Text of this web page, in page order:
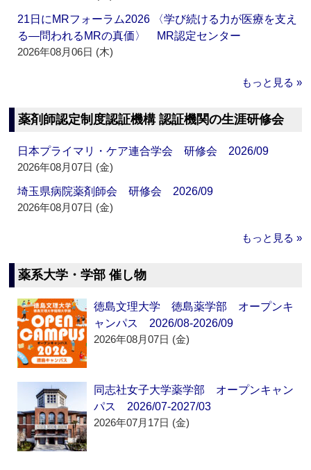
21日にMRフォーラム2026 〈学び続ける力が医療を支え
る―問われるMRの真価〉 MR認定センター
2026年08月06日 (木)
もっと見る »
薬剤師認定制度認証機構 認証機関の生涯研修会
日本プライマリ・ケア連合学会 研修会 2026/09
2026年08月07日 (金)
埼玉県病院薬剤師会 研修会 2026/09
2026年08月07日 (金)
もっと見る »
薬系大学・学部 催し物
徳島文理大学 徳島薬学部 オープンキ
ャンパス 2026/08-2026/09
2026年08月07日 (金)
同志社女子大学薬学部 オープンキャン
パス 2026/07-2027/03
2026年07月17日 (金)